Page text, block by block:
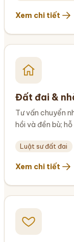
Xem chi tiết
Đất đai &
Tư vấn chuyển
hồi và đền bù;
Luật sư đất đai
Xem chi tiết